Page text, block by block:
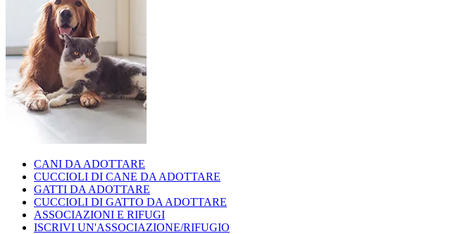
CANI DA ADOTTARE
CUCCIOLI DI CANE DA ADOTTARE
GATTI DA ADOTTARE
CUCCIOLI DI GATTO DA ADOTTARE
ASSOCIAZIONI E RIFUGI
ISCRIVI UN'ASSOCIAZIONE/RIFUGIO